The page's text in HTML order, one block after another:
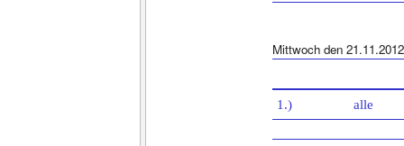
Mittwoch den 21.11.2012
1.) alle